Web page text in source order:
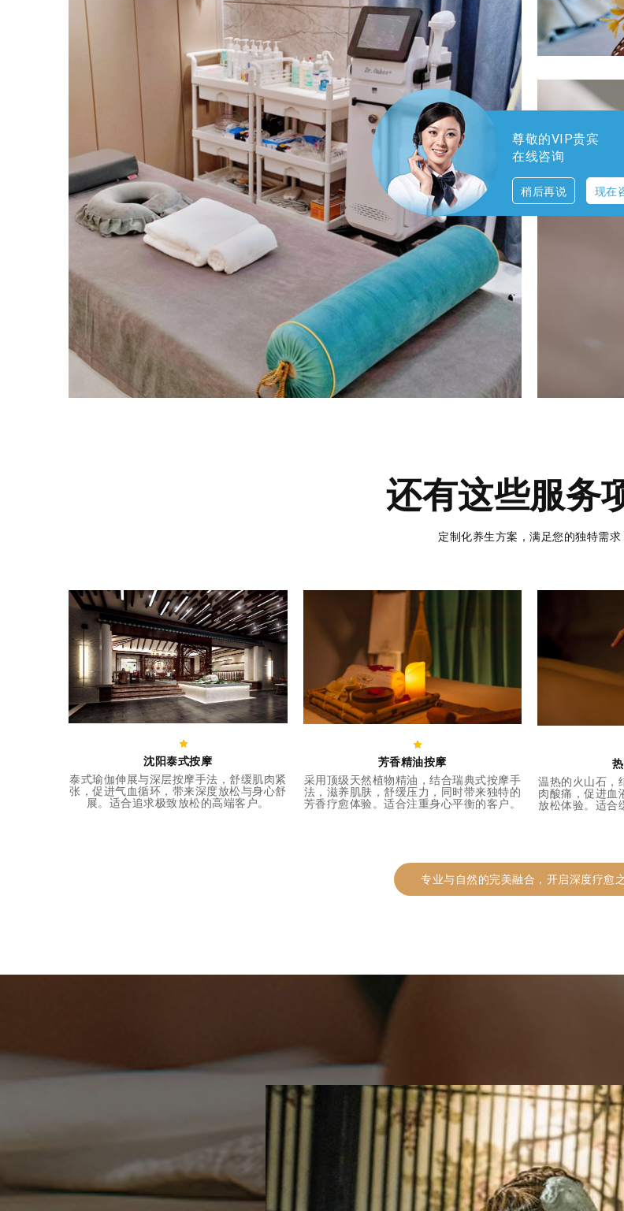
尊敬的VIP贵宾
在线咨询
稍后再说 现在
还有这些服务
定制化养生方案，满足您的独特需求
沈阳泰式按摩
泰式瑜伽伸展与深层按摩手法，舒缓肌肉紧
张，促进气血循环，带来深度放松与身心舒
展。适合追求极致放松的高端客户。
芳香精油按摩
采用顶级天然植物精油，结合瑞典式按摩手
法，滋养肌肤，舒缓压力，同时带来独特的
芳香疗愈体验。适合注重身心平衡的客户。
温热的火山石，
肉酸痛，促进血
放松体验。适合
专业与自然的完美融合，开启深度疗愈